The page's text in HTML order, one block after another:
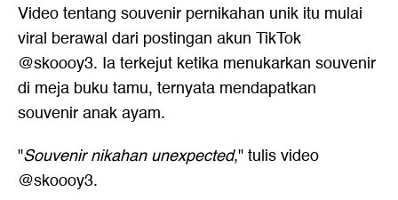
Video tentang souvenir pernikahan unik itu mulai
viral berawal dari postingan akun TikTok
@skoooy3. Ia terkejut ketika menukarkan souvenir
di meja buku tamu, ternyata mendapatkan
souvenir anak ayam.
"Souvenir nikahan unexpected," tulis video
@skoooy3.